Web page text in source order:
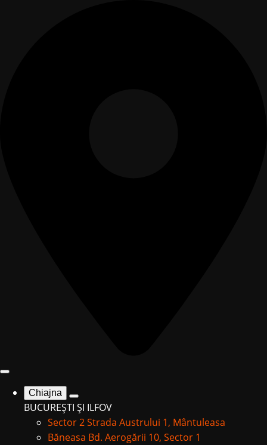
Chiajna
BUCUREȘTI ȘI ILFOV
Sector 2Strada Austrului 1, Mântuleasa
Băneasa Bd. Aerogării 10, Sector 1